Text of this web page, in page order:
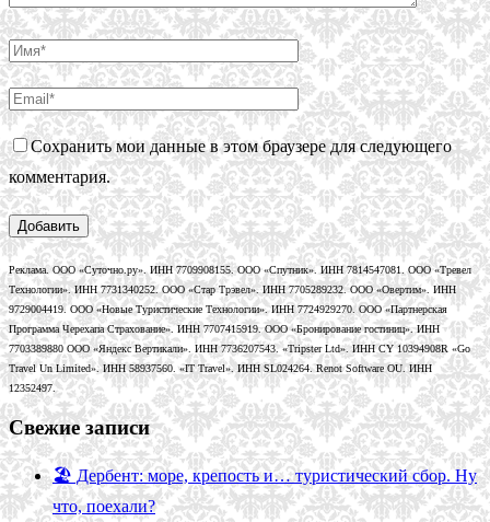
Сохранить мои данные в этом браузере для следующего
комментария.
Реклама. ООО «Суточно.ру». ИНН 7709908155. ООО «Спутник». ИНН 7814547081. ООО «Тревел
Технологии». ИНН 7731340252. ООО «Стар Трэвел». ИНН 7705289232. ООО «Овертим». ИНН
9729004419. ООО «Новые Туристические Технологии». ИНН 7724929270. ООО «Партнерская
Программа Черехапа Страхование». ИНН 7707415919. ООО «Бронирование гостиниц». ИНН
7703389880 ООО «Яндекс Вертикали». ИНН 7736207543. «Tripster Ltd». ИНН CY 10394908R «Go
Travel Un Limited». ИНН 58937560. «IT Travel». ИНН SL024264. Renot Software OU. ИНН
12352497.
Свежие записи
🏖️ Дербент: море, крепость и… туристический сбор. Ну
что, поехали?